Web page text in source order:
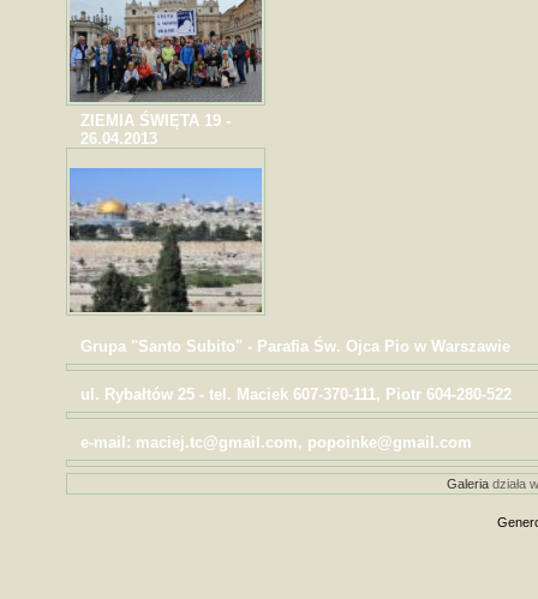
ZIEMIA ŚWIĘTA 19 -
26.04.2013
Grupa "Santo Subito" - Parafia Św. Ojca Pio w Warszawie
ul. Rybałtów 25 - tel. Maciek 607-370-111, Piotr 604-280-522
e-mail: maciej.tc@gmail.com, popoinke@gmail.com
Galeriadziała